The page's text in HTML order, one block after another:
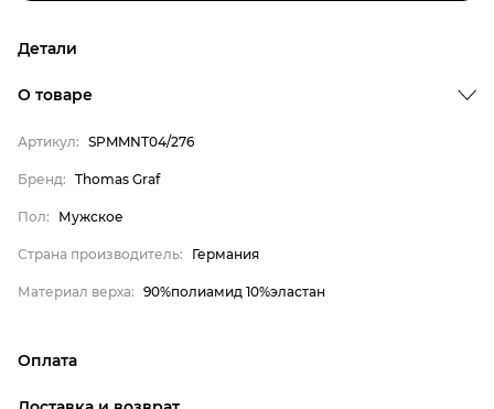
Детали
Страна производитель
Материал верха
О товаре
Артикул: SPMMNT04/276
Бренд: Thomas Graf
Пол: Мужское
Страна производитель: Германия
Материал верха: 90%полиамид 10%эластан
Оплата